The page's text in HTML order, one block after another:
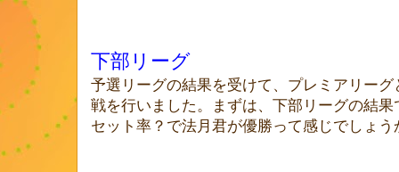
下部リーグ
予選リーグの結果を受けて、プレミアリー
戦を行いました。まずは、下部リーグの結
セット率？で法月君が優勝って感じでしょう